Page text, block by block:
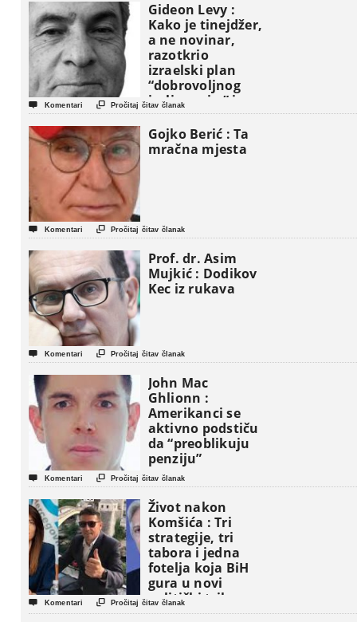
Gideon Levy :
Kako je tinejdžer,
a ne novinar,
razotkrio
izraelski plan
“dobrovoljnog
iseljavanja ” iz
Gaze
 Komentari  Pročitaj čitav članak
Gojko Berić : Ta
mračna mjesta
 Komentari  Pročitaj čitav članak
Prof. dr. Asim
Mujkić : Dodikov
Kec iz rukava
 Komentari  Pročitaj čitav članak
John Mac
Ghlionn :
Amerikanci se
aktivno podstiču
da “preoblikuju
penziju”
 Komentari  Pročitaj čitav članak
Život nakon
Komšića : Tri
strategije, tri
tabora i jedna
fotelja koja BiH
gura u novi
politički triler
 Komentari  Pročitaj čitav članak